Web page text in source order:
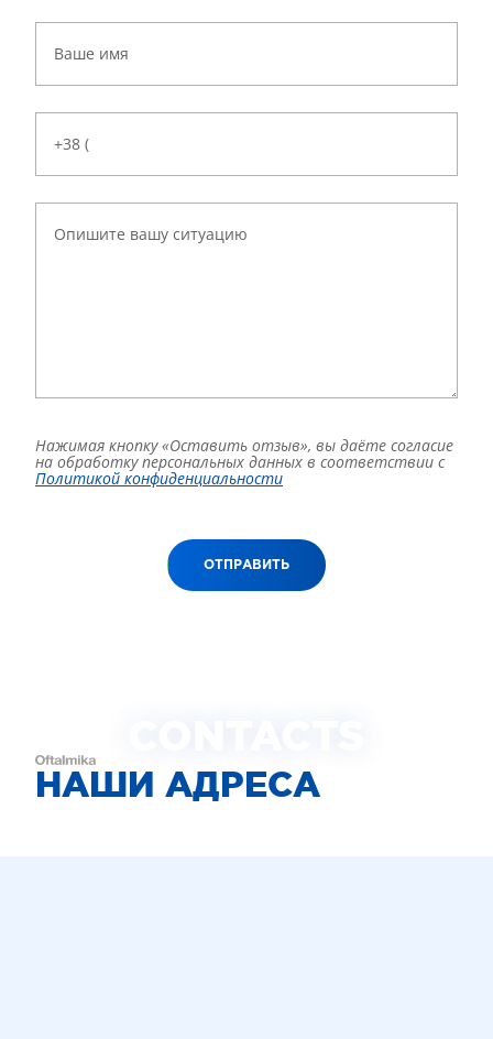
Нажимая кнопку «Оставить отзыв», вы даёте согласие
на обработку персональных данных в соответствии с
Политикой конфиденциальности
ОТПРАВИТЬ
НАШИ АДРЕСА